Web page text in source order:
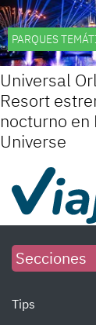
PARQUES
Universal
Resort
nocturno en
Universe
Secciones
Tips